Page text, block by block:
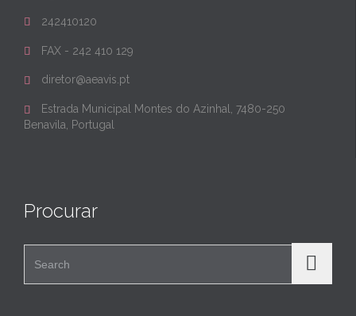
 242410120
 FAX - 242 410 129
 diretor@aeavis.pt

Estrada Municipal Montes do Azinhal, 7480-250
Benavila, Portugal
Procurar